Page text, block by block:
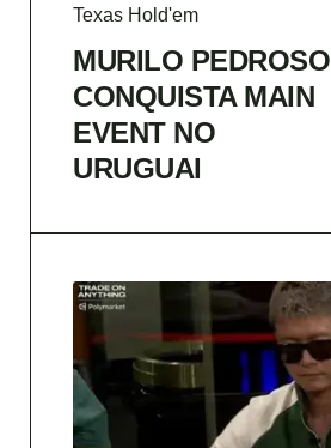
Texas Hold'em
MURILO PEDROSO
CONQUISTA MAIN
EVENT NO
URUGUAI